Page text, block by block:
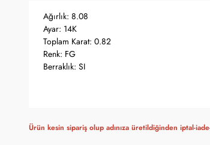
Ağırlık: 8.08
Ayar: 14K
Toplam Karat: 0.82
Renk: FG
Berraklık: SI
Ürün kesin sipariş olup adınıza üretildiğinden iptal-